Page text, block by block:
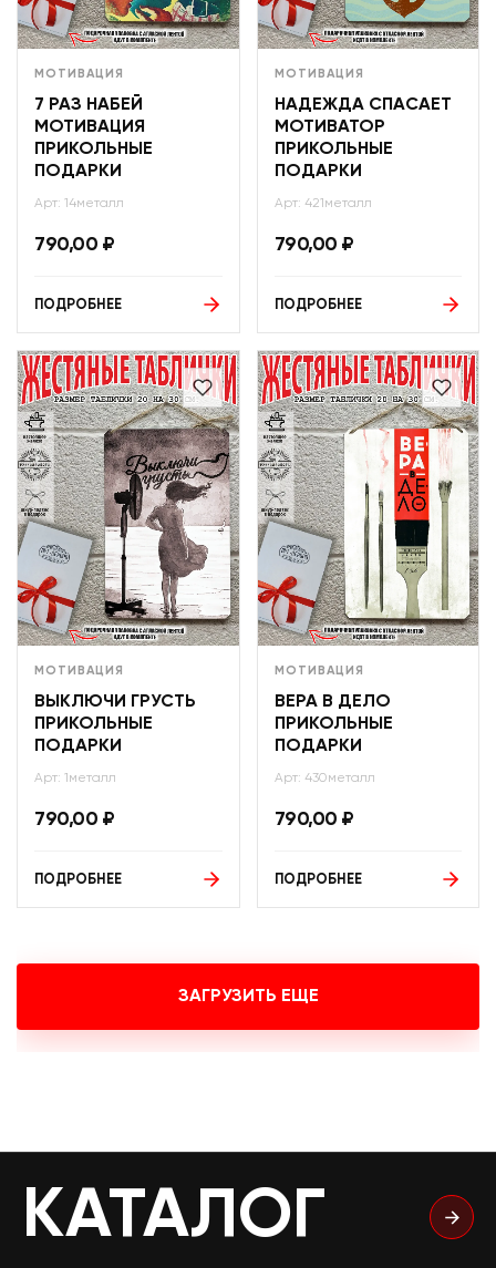
МОТИВАЦИЯ
7 РАЗ НАБЕЙ
МОТИВАЦИЯ
ПРИКОЛЬНЫЕ
ПОДАРКИ
Арт: 14металл
790,00 ₽
ПОДРОБНЕЕ
МОТИВАЦИЯ
НАДЕЖДА СПАСАЕТ
МОТИВАТОР
ПРИКОЛЬНЫЕ
ПОДАРКИ
Арт: 421металл
790,00 ₽
ПОДРОБНЕЕ
МОТИВАЦИЯ
ВЫКЛЮЧИ ГРУСТЬ
ПРИКОЛЬНЫЕ
ПОДАРКИ
Арт: 1металл
790,00 ₽
ПОДРОБНЕЕ
МОТИВАЦИЯ
ВЕРА В ДЕЛО
ПРИКОЛЬНЫЕ
ПОДАРКИ
Арт: 430металл
790,00 ₽
ПОДРОБНЕЕ
ЗАГРУЗИТЬ ЕЩЕ
КАТАЛОГ